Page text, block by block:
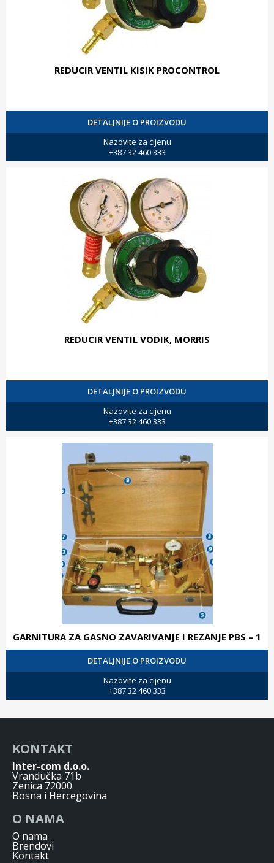
REDUCIR VENTIL KISIK PROCONTROL
DETALJNIJE O PROIZVODU
Nazovite za cijenu
+387 32 460 333
REDUCIR VENTIL VODIK, MORRIS
DETALJNIJE O PROIZVODU
Nazovite za cijenu
+387 32 460 333
GARNITURA ZA GASNO ZAVARIVANJE I REZANJE PBS – 1
DETALJNIJE O PROIZVODU
Nazovite za cijenu
+387 32 460 333
KONTAKT
Inter-com d.o.o.
Vrandučka 71b
Zenica 72000
Bosna i Hercegovina
O NAMA
O nama
Brendovi
Kontakt